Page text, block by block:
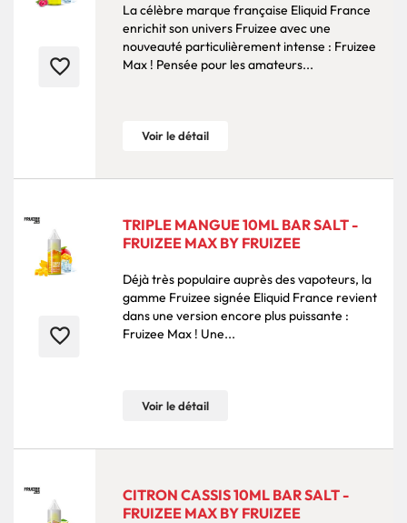
favorite_border
La célèbre marque française Eliquid France
enrichit son univers Fruizee avec une
nouveauté particulièrement intense : Fruizee
Max ! Pensée pour les amateurs...
Voir le détail
favorite_border
TRIPLE MANGUE 10ML BAR SALT -
FRUIZEE MAX BY FRUIZEE
Déjà très populaire auprès des vapoteurs, la
gamme Fruizee signée Eliquid France revient
dans une version encore plus puissante :
Fruizee Max ! Une...
Voir le détail
CITRON CASSIS 10ML BAR SALT -
FRUIZEE MAX BY FRUIZEE